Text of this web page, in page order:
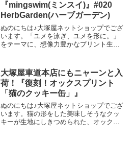
『mingswim(ミンスイ)』#020
HerbGarden(ハーブガーデン)
ぬのにちは♪大塚屋ネットショップでござ
います。「ユメを泳ぎ、ユメを形に。」
をテーマに、想像力豊かなプリント生地
集ページよりご覧いただけます。＼
mingswi
大塚屋車道本店にもニャーンと入
荷！『復刻！オックスプリント
「猫のクッキー缶」』
ぬのにちは♪大塚屋ネットショップでござ
います。猫の形をした美味しそうなクッ
キーが生地にしきつめられた、オックス